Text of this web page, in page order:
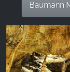
Baumann